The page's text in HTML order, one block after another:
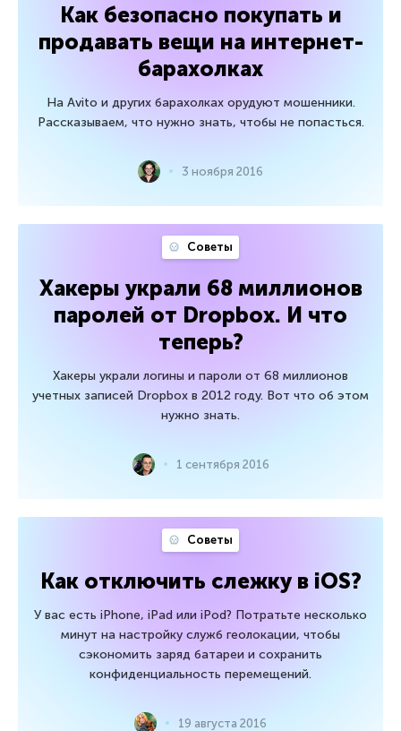
Как безопасно покупать и
продавать вещи на интернет-
барахолках
На Avito и других барахолках орудуют мошенники.
Рассказываем, что нужно знать, чтобы не попасться.
3 ноября 2016
Советы
Хакеры украли 68 миллионов
паролей от Dropbox. И что
теперь?
Хакеры украли логины и пароли от 68 миллионов
учетных записей Dropbox в 2012 году. Вот что об этом
нужно знать.
1 сентября 2016
Советы
Как отключить слежку в iOS?
У вас есть iPhone, iPad или iPod? Потратьте несколько
минут на настройку служб геолокации, чтобы
сэкономить заряд батареи и сохранить
конфиденциальность перемещений.
19 августа 2016